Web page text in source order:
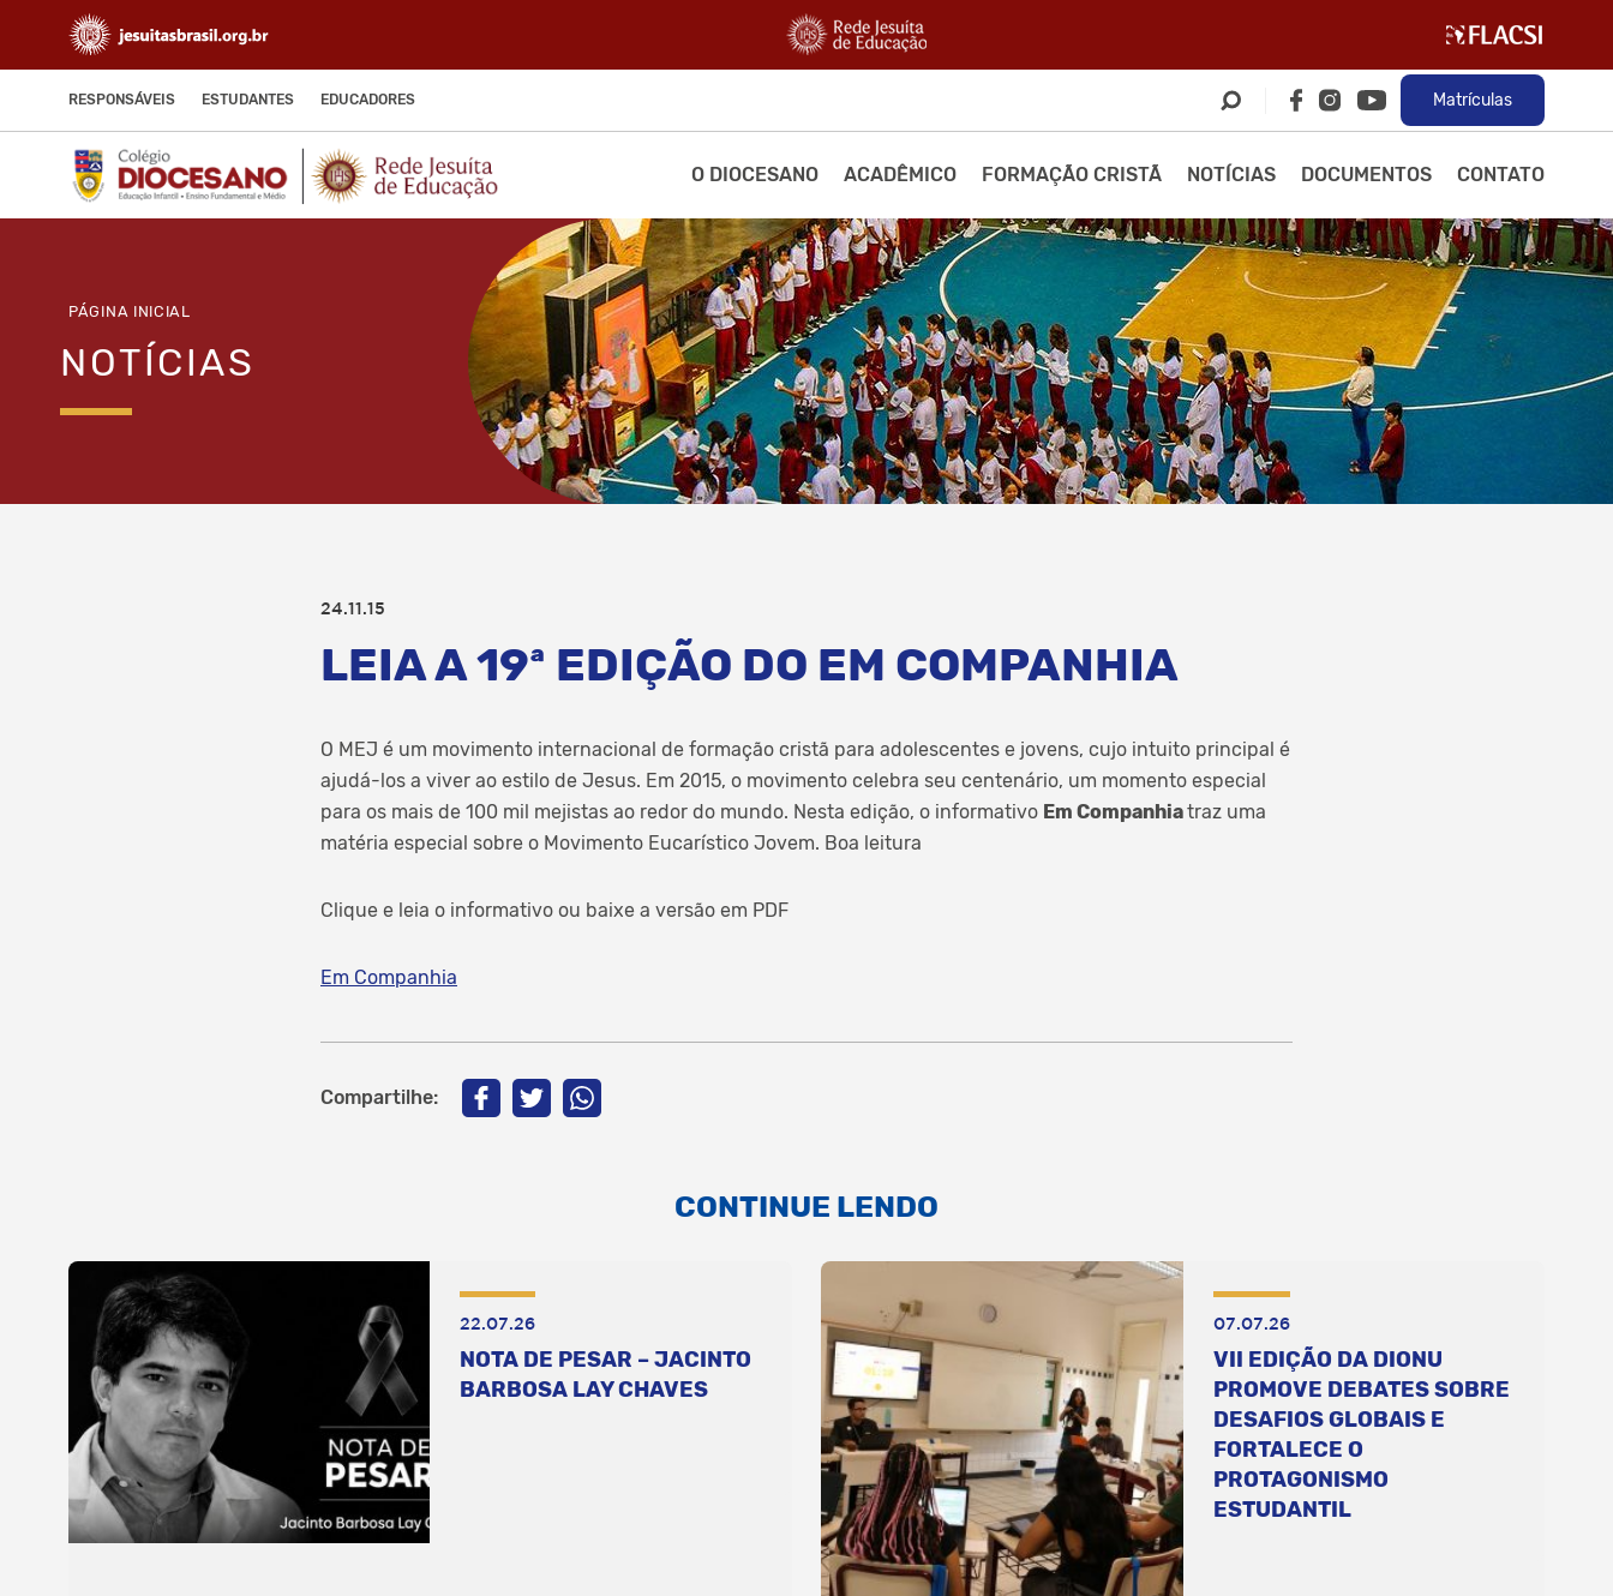
RESPONSÁVEIS ESTUDANTES EDUCADORES Matrículas
O DIOCESANO ACADÊMICO FORMAÇÃO CRISTÃ NOTÍCIAS DOCUMENTOS CONTATO
PÁGINA INICIAL
NOTÍCIAS
24.11.15
LEIA A 19ª EDIÇÃO DO EM COMPANHIA
O MEJ é um movimento internacional de formação cristã para adolescentes e jovens, cujo intuito principal é
ajudá-los a viver ao estilo de Jesus. Em 2015, o movimento celebra seu centenário, um momento especial
para os mais de 100 mil mejistas ao redor do mundo. Nesta edição, o informativo Em Companhiatraz uma
matéria especial sobre o Movimento Eucarístico Jovem. Boa leitura
Clique e leia o informativo ou baixe a versão em PDF
Em Companhia
Compartilhe:
CONTINUE LENDO
22.07.26
NOTA DE PESAR – JACINTO
BARBOSA LAY CHAVES
07.07.26
VII EDIÇÃO DA DIONU
PROMOVE DEBATES SOBRE
DESAFIOS GLOBAIS E
FORTALECE O
PROTAGONISMO
ESTUDANTIL